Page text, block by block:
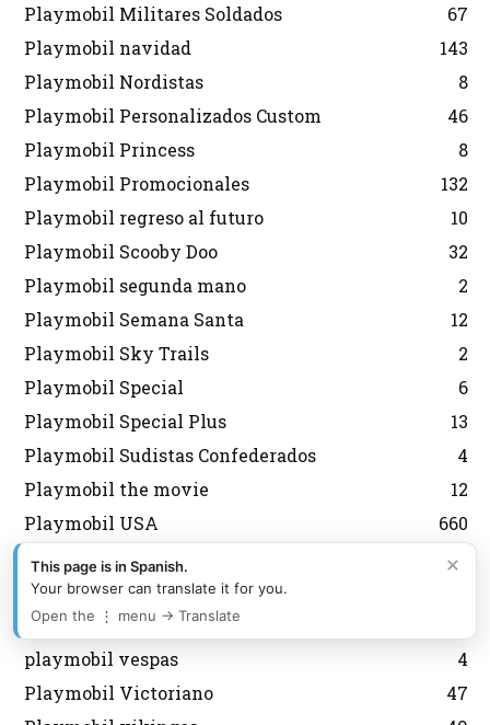
Playmobil Militares Soldados
67
Playmobil navidad
143
Playmobil Nordistas
8
Playmobil Personalizados Custom
46
Playmobil Princess
8
Playmobil Promocionales
132
Playmobil regreso al futuro
10
Playmobil Scooby Doo
32
Playmobil segunda mano
2
Playmobil Semana Santa
12
Playmobil Sky Trails
2
Playmobil Special
6
Playmobil Special Plus
13
Playmobil Sudistas Confederados
4
Playmobil the movie
12
Playmobil USA
660
Playmobil USA Mattel
13
Playmobil USA Playmobil
Playmobil USA Schaper
playmobil vespas
4
Playmobil Victoriano
47
×
This page is in Spanish.
Your browser can translate it for you.
Open the ⋮ menu → Translate